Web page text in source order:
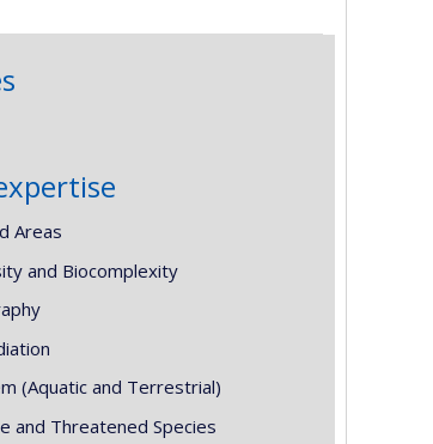
Areas
and Biocomplexity
(Aquatic and Terrestrial)
and Threatened Species